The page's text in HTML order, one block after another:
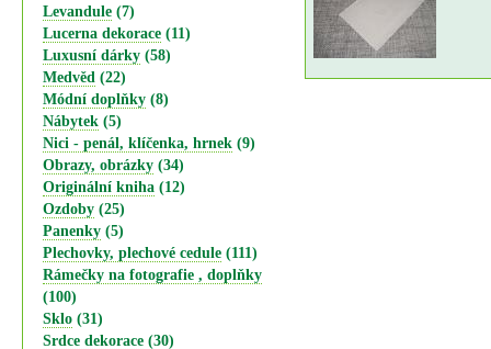
Levandule (7)
Lucerna dekorace (11)
Luxusní dárky (58)
Medvěd (22)
Módní doplňky (8)
Nábytek (5)
Nici - penál, klíčenka, hrnek (9)
Obrazy, obrázky (34)
Originální kniha (12)
Ozdoby (25)
Panenky (5)
Plechovky, plechové cedule (111)
Rámečky na fotografie , doplňky
(100)
Sklo (31)
Srdce dekorace (30)